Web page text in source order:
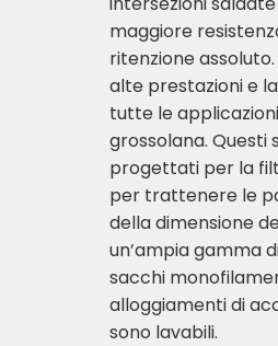
maggiore
ritenzione
alte prestazioni e
tutte le
grossolana. Questi
progettati per la
per trattenere le
della dimensione
un’ampia gamma
sacchi
alloggiamenti di
sono lavabili.